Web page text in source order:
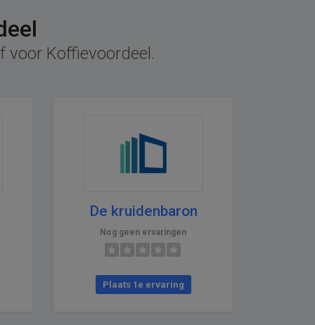
voor Koffievoordeel.
De kruidenbaron
Nog geen ervaringen
Plaats 1e ervaring